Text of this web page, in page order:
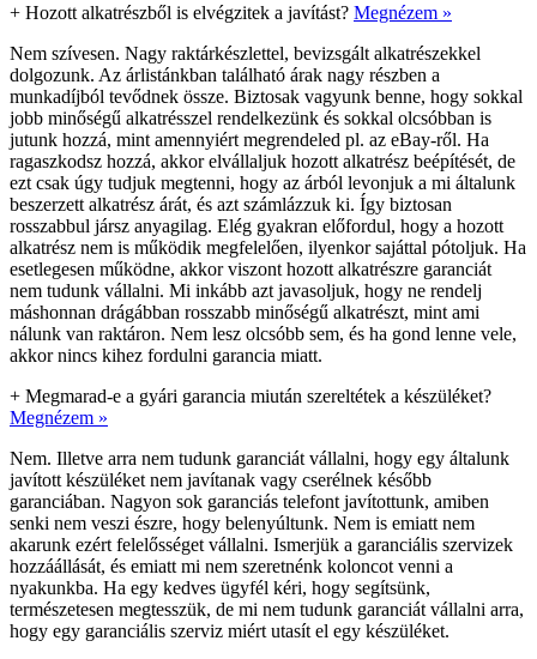
+ Hozott alkatrészből is elvégzitek a javítást? Megnézem »
Nem szívesen. Nagy raktárkészlettel, bevizsgált alkatrészekkel
dolgozunk. Az árlistánkban található árak nagy részben a
munkadíjból tevődnek össze. Biztosak vagyunk benne, hogy sokkal
jobb minőségű alkatrésszel rendelkezünk és sokkal olcsóbban is
jutunk hozzá, mint amennyiért megrendeled pl. az eBay-ről. Ha
ragaszkodsz hozzá, akkor elvállaljuk hozott alkatrész beépítését, de
ezt csak úgy tudjuk megtenni, hogy az árból levonjuk a mi általunk
beszerzett alkatrész árát, és azt számlázzuk ki. Így biztosan
rosszabbul jársz anyagilag. Elég gyakran előfordul, hogy a hozott
alkatrész nem is működik megfelelően, ilyenkor sajáttal pótoljuk. Ha
esetlegesen működne, akkor viszont hozott alkatrészre garanciát
nem tudunk vállalni. Mi inkább azt javasoljuk, hogy ne rendelj
máshonnan drágábban rosszabb minőségű alkatrészt, mint ami
nálunk van raktáron. Nem lesz olcsóbb sem, és ha gond lenne vele,
akkor nincs kihez fordulni garancia miatt.
+ Megmarad-e a gyári garancia miután szereltétek a készüléket?
Megnézem »
Nem. Illetve arra nem tudunk garanciát vállalni, hogy egy általunk
javított készüléket nem javítanak vagy cserélnek később
garanciában. Nagyon sok garanciás telefont javítottunk, amiben
senki nem veszi észre, hogy belenyúltunk. Nem is emiatt nem
akarunk ezért felelősséget vállalni. Ismerjük a garanciális szervizek
hozzáállását, és emiatt mi nem szeretnénk koloncot venni a
nyakunkba. Ha egy kedves ügyfél kéri, hogy segítsünk,
természetesen megtesszük, de mi nem tudunk garanciát vállalni arra,
hogy egy garanciális szerviz miért utasít el egy készüléket.